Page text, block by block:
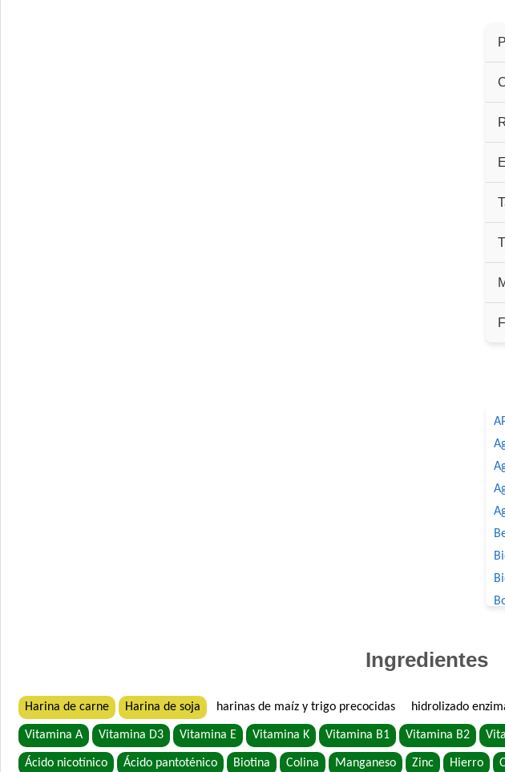
Ingredientes
Harina de carne Harina de soja harinas de maíz y trigo precocidas hidrolizado
Vitamina A Vitamina D3 Vitamina E Vitamina K Vitamina B1 Vitamina B2
Ácido nicotínico Ácido pantoténico Biotina Colina Manganeso Zinc Hierro